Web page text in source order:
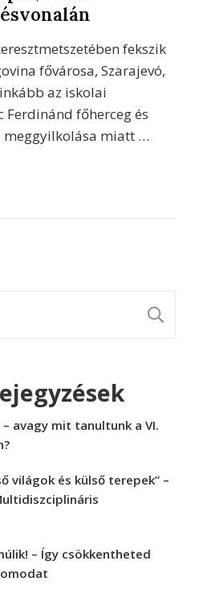
fekszik
fővárosa, Szarajevó,
az iskolai
Ferdinánd főherceg és
meggyilkolása miatt …
avagy mit tanultunk a VI.
világok és külső terepek” –
– Így csökkentheted